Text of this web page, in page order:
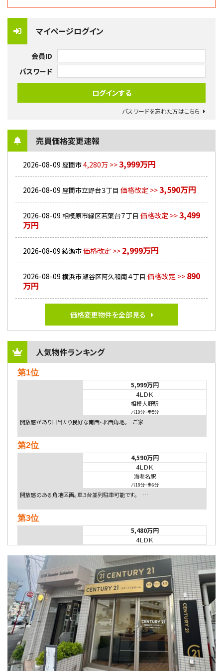
マイページログイン
会員ID
パスワード
パスワードを忘れた方はこちら
売買価格変更速報
2026-08-09 座間市4,280万 >>3,999万円
2026-08-09 座間市立野台３丁目 価格改定 >>3,590万円
2026-08-09 相模原市緑区若葉台７丁目 価格改定 >>3,499
万円
2026-08-09 綾瀬市価格改定 >> 2,999万円
2026-08-09 横浜市瀬谷区阿久和南４丁目 価格改定 >> 890
万円
価格変更物件を全部見る
人気物件ランキング
第1位
5,999万円
4ＬＤＫ
相模大野駅
バ10分・歩5分
開放感があり日当たり良好な南西・北西角地。 ご家…
第2位
4,590万円
4ＬＤＫ
海老名駅
バ18分・歩6分
開放感のある角地区画。車３台並列駐車可能です。 …
第3位
5,480万円
4ＬＤＫ
バ9分・歩4分
２０１５年６月築、積水ハウス施工住宅です。 南東…
第4位
4,080万円
4ＬＤＫ
淵野辺駅
歩17分
南側道路に面しており日当たり良好。 キッチンから…
第5位